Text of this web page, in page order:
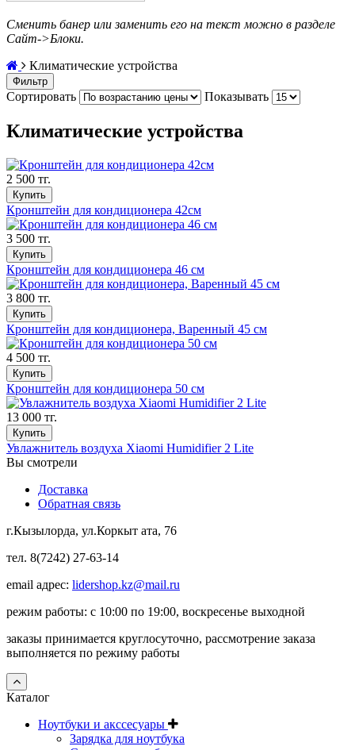
Сменить банер или заменить его на текст можно в разделе
Сайт->Блоки.
Климатические устройства
Фильтр
Сортировать Показывать
Климатические устройства
2 500 тг.
Купить
Кронштейн для кондиционера 42см
3 500 тг.
Купить
Кронштейн для кондиционера 46 см
3 800 тг.
Купить
Кронштейн для кондиционера, Варенный 45 см
4 500 тг.
Купить
Кронштейн для кондиционера 50 см
13 000 тг.
Купить
Увлажнитель воздуха Xiaomi Humidifier 2 Lite
Вы смотрели
Доставка
Обратная связь
г.Кызылорда, ул.Коркыт ата, 76
тел. 8(7242) 27-63-14
email адрес: lidershop.kz@mail.ru
режим работы: с 10:00 по 19:00, воскресенье выходной
заказы принимается круглосуточно, рассмотрение заказа
выполняется по режиму работы
Каталог
Ноутбуки и акссесуары
Зарядка для ноутбука